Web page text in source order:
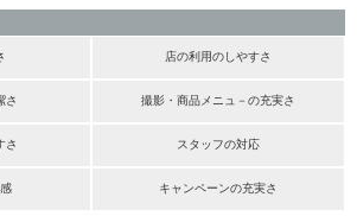
店の利用のしやすさ
さ 撮影・商品メニュ－の充実さ
さ スタッフの対応
キャンペーンの充実さ